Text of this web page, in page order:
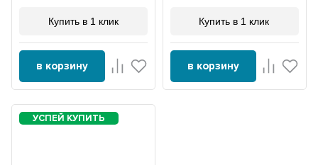
Купить в 1 клик
в корзину
Купить в 1 клик
в корзину